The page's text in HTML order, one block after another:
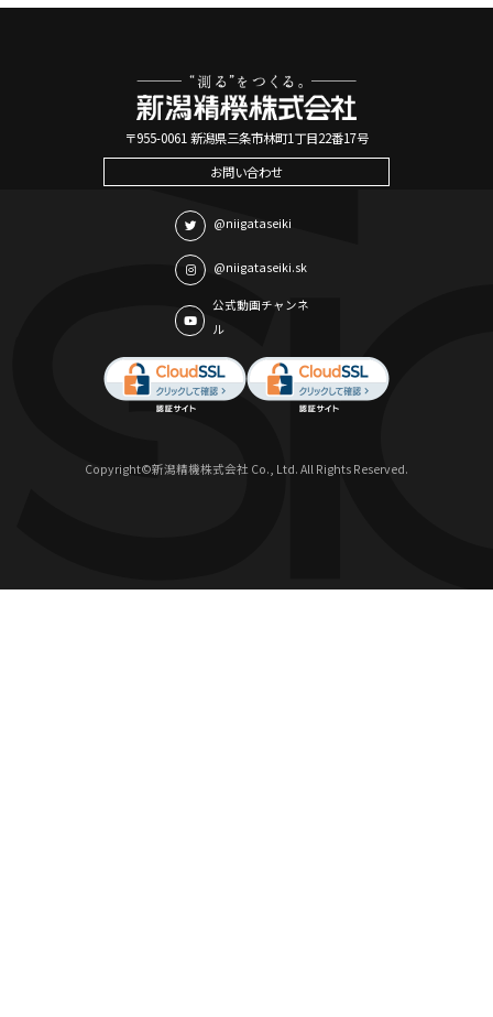
〒955-0061 新潟県三条市林町1丁目22番17号
お問い合わせ
@niigataseiki
@niigataseiki.sk
公式動画チャンネ
ル
Copyright©新潟精機株式会社 Co., Ltd. All Rights Reserved.